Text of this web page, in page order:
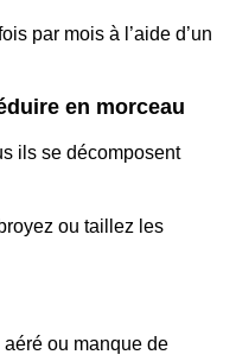
par mois à l’aide d’un
en morceau
ils se décomposent
ou taillez les
ou manque de